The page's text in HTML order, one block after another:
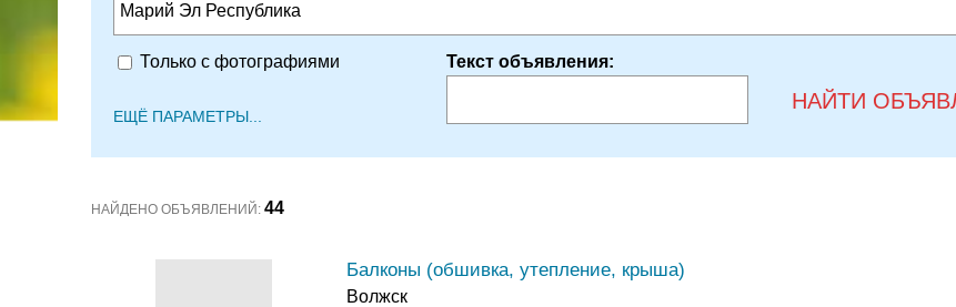
Марий Эл Республика
Только с фотографиями Текст объявления:
ЕЩЁ ПАРАМЕТРЫ...
НАЙТИ
НАЙДЕНО ОБЪЯВЛЕНИЙ: 44
Балконы (обшивка, утепление, крыша)
Волжск